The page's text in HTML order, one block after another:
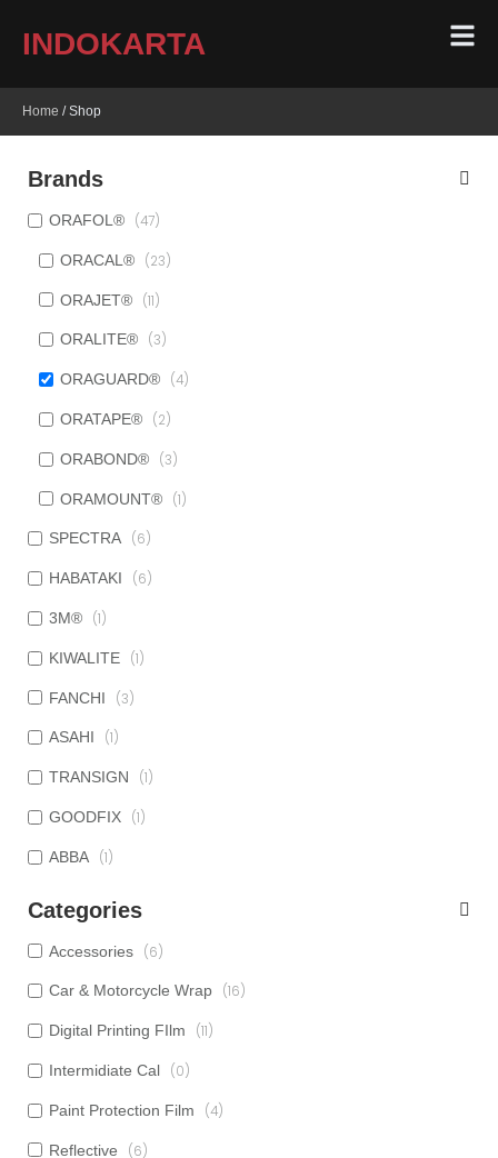
INDOKARTA
Home / Shop
Brands
ORAFOL® (47)
ORACAL® (23)
ORAJET® (11)
ORALITE® (3)
ORAGUARD® (4)
ORATAPE® (2)
ORABOND® (3)
ORAMOUNT® (1)
SPECTRA (6)
HABATAKI (6)
3M® (1)
KIWALITE (1)
FANCHI (3)
ASAHI (1)
TRANSIGN (1)
GOODFIX (1)
ABBA (1)
Categories
Accessories (6)
Car & Motorcycle Wrap (16)
Digital Printing FIlm (11)
Intermidiate Cal (0)
Paint Protection Film (4)
Reflective (6)